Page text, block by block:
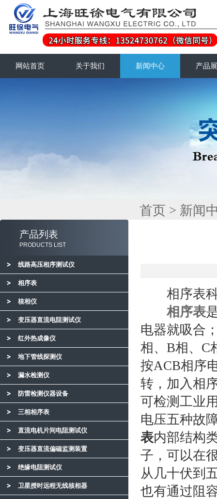
网站首页 关于我们 新闻中心 产品
产品列表
PRODUCTS LIST
线路高压相序测试仪
相序表
核相仪
变压器直流电阻测试仪
红外热成像仪
地下管线探测仪
漏水检测仪
防雷检测仪器设备
三相相序表
直流电机片间电阻测试仪
变压器直流偏磁监测装置
绝缘电阻测试仪
卫星授时远程无线核相器
首页 > 新闻
相序表科
相序表
电器就吸合
相、B相、C
按ACB相序
转，加入相
可检测工业
电压五种故
表内部结构
子，可以在
从几十伏到
也有通过阻